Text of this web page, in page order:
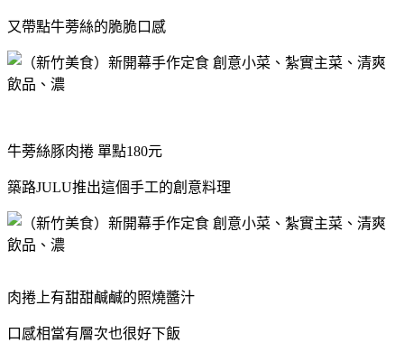
又帶點牛蒡絲的脆脆口感
牛蒡絲豚肉捲 單點180元
築路JULU推出這個手工的創意料理
肉捲上有甜甜鹹鹹的照燒醬汁
口感相當有層次也很好下飯